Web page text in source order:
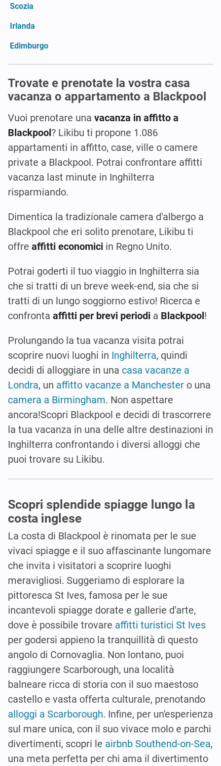
Scozia
Irlanda
Edimburgo
Trovate e prenotate la vostra casa
vacanza o appartamento a Blackpool
Vuoi prenotare una vacanza in affitto a
Blackpool? Likibu ti propone 1.086
appartamenti in affitto, case, ville o camere
private a Blackpool. Potrai confrontare affitti
vacanza last minute in Inghilterra
risparmiando.
Dimentica la tradizionale camera d'albergo a
Blackpool che eri solito prenotare, Likibu ti
offre affitti economici in Regno Unito.
Potrai goderti il tuo viaggio in Inghilterra sia
che si tratti di un breve week-end, sia che si
tratti di un lungo soggiorno estivo! Ricerca e
confronta affitti per brevi periodi a Blackpool!
Prolungando la tua vacanza visita potrai
scoprire nuovi luoghi in Inghilterra, quindi
decidi di alloggiare in una casa vacanze a
Londra, un affitto vacanze a Manchester o una
camera a Birmingham. Non aspettare
ancora!Scopri Blackpool e decidi di trascorrere
la tua vacanza in una delle altre destinazioni in
Inghilterra confrontando i diversi alloggi che
puoi trovare su Likibu.
Scopri splendide spiagge lungo la
costa inglese
La costa di Blackpool è rinomata per le sue
vivaci spiagge e il suo affascinante lungomare
che invita i visitatori a scoprire luoghi
meravigliosi. Suggeriamo di esplorare la
pittoresca St Ives, famosa per le sue
incantevoli spiagge dorate e gallerie d'arte,
dove è possibile trovare affitti turistici St Ives
per godersi appieno la tranquillità di questo
angolo di Cornovaglia. Non lontano, puoi
raggiungere Scarborough, una località
balneare ricca di storia con il suo maestoso
castello e vasta offerta culturale, prenotando
alloggi a Scarborough. Infine, per un'esperienza
sul mare unica, con il suo vivace molo e parchi
divertimenti, scopri le airbnb Southend-on-Sea,
una meta perfetta per chi ama il divertimento